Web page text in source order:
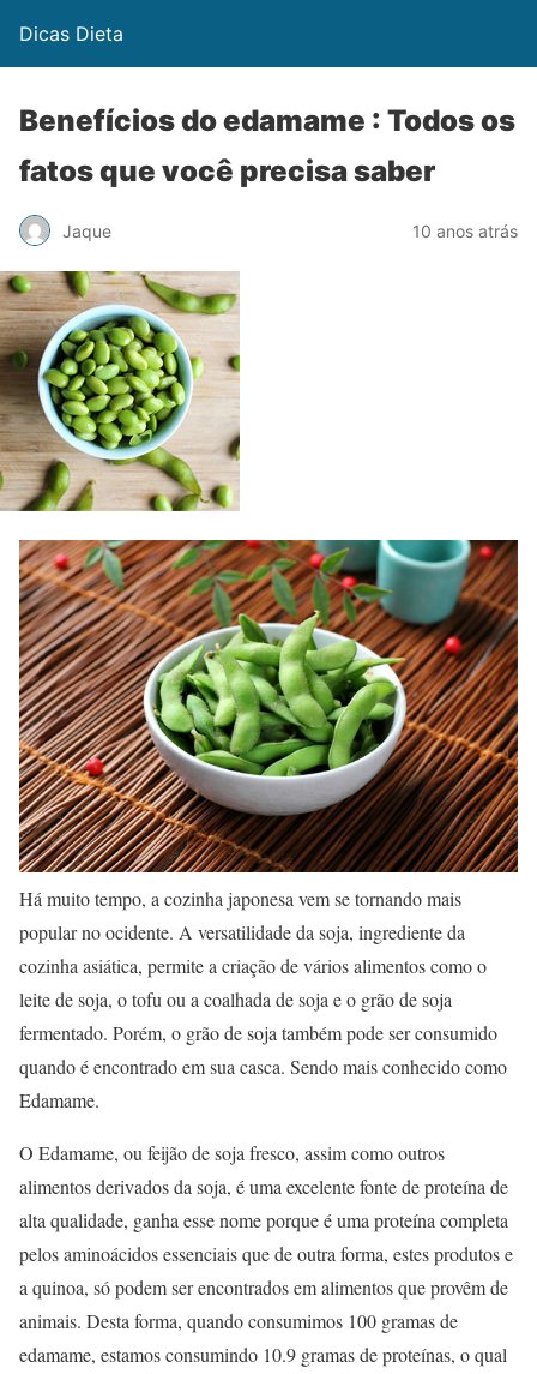
Dicas Dieta
Benefícios do edamame : Todos os
fatos que você precisa saber
Jaque 10 anos atrás
Há muito tempo, a cozinha japonesa vem se tornando mais
popular no ocidente. A versatilidade da soja, ingrediente da
cozinha asiática, permite a criação de vários alimentos como o
leite de soja, o tofu ou a coalhada de soja e o grão de soja
fermentado. Porém, o grão de soja também pode ser consumido
quando é encontrado em sua casca. Sendo mais conhecido como
Edamame.
O Edamame, ou feijão de soja fresco, assim como outros
alimentos derivados da soja, é uma excelente fonte de proteína de
alta qualidade, ganha esse nome porque é uma proteína completa
pelos aminoácidos essenciais que de outra forma, estes produtos e
a quinoa, só podem ser encontrados em alimentos que provêm de
animais. Desta forma, quando consumimos 100 gramas de
edamame, estamos consumindo 10.9 gramas de proteínas, o qual